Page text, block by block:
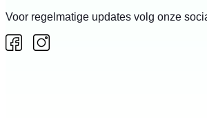
Voor regelmatige updates volg onze